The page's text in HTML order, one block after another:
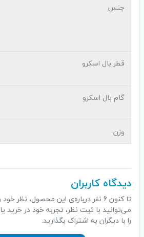
جنس
قطر بال اسکرو
گام بال اسکرو
وزن
دیدگاه کاربران
تا کنون 6 نفر درباره‌ی این محصول،
می‌توانید با ثیت نظر، تجربه خود در خرید
را با دیگران به اشتراک بگذارید.